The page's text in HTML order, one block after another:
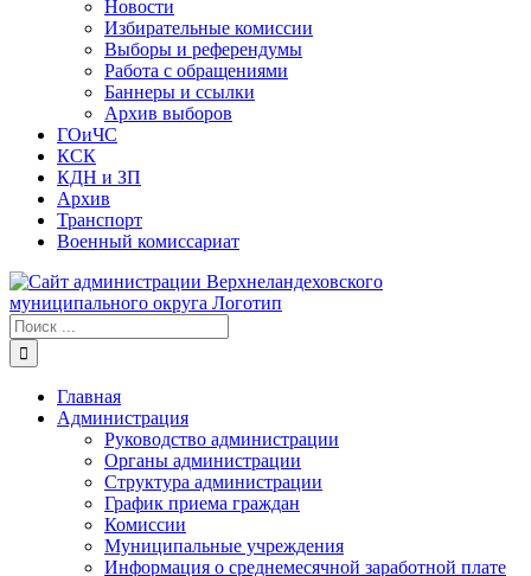
Новости
Избирательные комиссии
Выборы и референдумы
Работа с обращениями
Баннеры и ссылки
Архив выборов
ГОиЧС
КСК
КДН и ЗП
Архив
Транспорт
Военный комиссариат
Результат
поиска:
Главная
Администрация
Руководство администрации
Органы администрации
Структура администрации
График приема граждан
Комиссии
Муниципальные учреждения
Информация о среднемесячной заработной плате